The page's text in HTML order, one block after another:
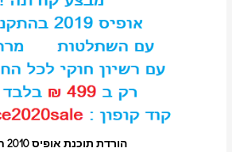
הורדת תוכנת אופיס 2010 חינם